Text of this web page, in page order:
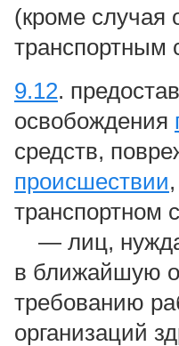
(кроме случая
транспортным
9.12.
освобождения
средств,
происшествии
транспортном
— лиц,
в ближайшую
требованию
организаций